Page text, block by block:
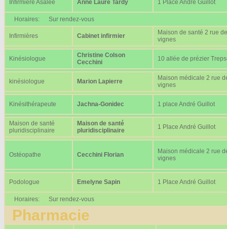
Infirmière Asalée Anne Laure Tardy 1 Place André Guillot
Horaires: Sur rendez-vous
Infirmières Cabinet infirmier
Maison de santé 2 rue
vignes
Kinésiologue
Christine Colson
Cecchini
10 allée de prézier
kinésiologue Marion Lapierre
Maison médicale 2 rue
vignes
Kinésithérapeute Jachna-Gonidec 1 place André Guillot
Maison de santé
pluridisciplinaire
Maison de santé
pluridisciplinaire
1 Place André Guillot
Ostéopathe Cecchini Florian
Maison médicale 2 rue
vignes
Podologue Emelyne Sapin 1 Place André Guillot
Horaires: Sur rendez-vous
Pharmacie